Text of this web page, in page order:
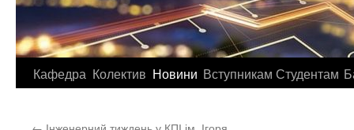
Кафедра Колектив Новини Вступникам Студентам